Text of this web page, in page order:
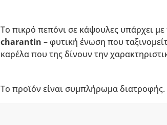
Το πικρό πεπόνι σε κάψουλες υπάρχει
charantin – φυτική ένωση που
καρέλα που της δίνουν την
Το προϊόν είναι συμπλήρωμα διατροφής.